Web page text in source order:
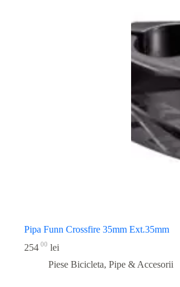
Pipa Funn Crossfire 35mm Ext.35mm
254 00 lei
Piese Bicicleta, Pipe & Accesorii